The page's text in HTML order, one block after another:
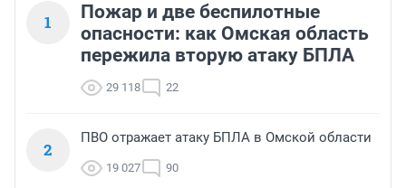
1
Пожар и две беспилотные
опасности: как Омская область
пережила вторую атаку БПЛА
29 118 22
2
ПВО отражает атаку БПЛА в Омской области
19 027 90